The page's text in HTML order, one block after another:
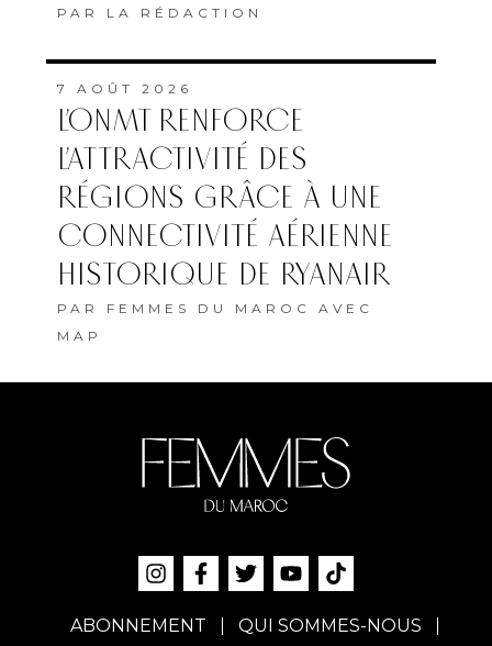
PAR LA RÉDACTION
7 AOÛT 2026
L’ONMT RENFORCE
L’ATTRACTIVITÉ DES
RÉGIONS GRÂCE À UNE
CONNECTIVITÉ AÉRIENNE
HISTORIQUE DE RYANAIR
PAR FEMMES DU MAROC AVEC
MAP
ABONNEMENT QUI SOMMES-NOUS